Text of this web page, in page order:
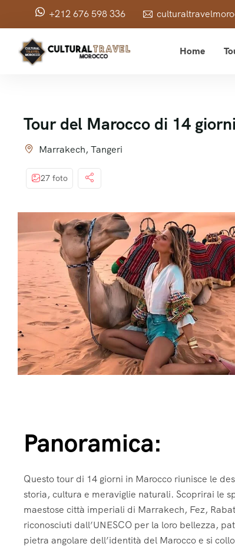
+212 676 598 336
Home
Tour del Marocco di 14
Marrakech, Tangeri
27 foto
Panoramica:
Questo tour di 14 giorni in Marocco riunisce le
storia, cultura e meraviglie naturali. Scoprirai le
maestose città imperiali di Marrakech, Fez,
riconosciuti dall’UNESCO per la loro bellezza,
pietra angolare dell’identità del Marocco e si